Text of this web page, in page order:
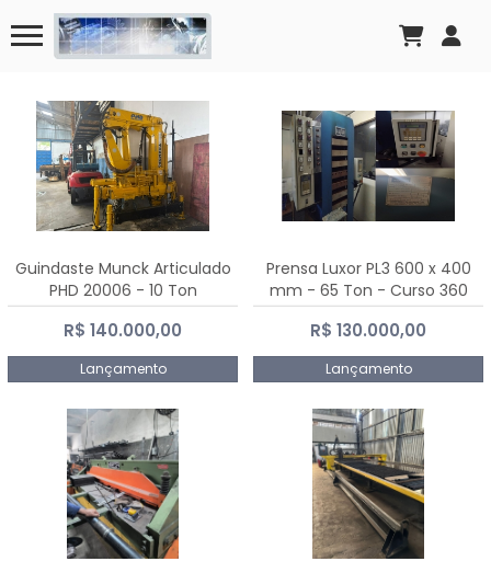
Guindaste Munck Articulado
PHD 20006 - 10 Ton
R$ 140.000,00
Lançamento
Prensa Luxor PL3 600 x 400
mm - 65 Ton - Curso 360
mm
R$ 130.000,00
Lançamento